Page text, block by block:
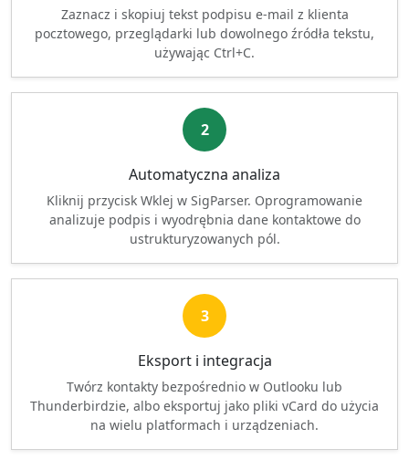
Zaznacz i skopiuj tekst podpisu e-mail z klienta
pocztowego, przeglądarki lub dowolnego źródła tekstu,
używając Ctrl+C.
2
Automatyczna analiza
Kliknij przycisk Wklej w SigParser. Oprogramowanie
analizuje podpis i wyodrębnia dane kontaktowe do
ustrukturyzowanych pól.
3
Eksport i integracja
Twórz kontakty bezpośrednio w Outlooku lub
Thunderbirdzie, albo eksportuj jako pliki vCard do użycia
na wielu platformach i urządzeniach.